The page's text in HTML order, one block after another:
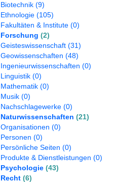
Biotechnik (9)
Ethnologie (105)
Fakultäten & Institute (0)
Forschung (2)
Geisteswissenschaft (31)
Geowissenschaften (48)
Ingenieurwissenschaften (0)
Linguistik (0)
Mathematik (0)
Musik (0)
Nachschlagewerke (0)
Naturwissenschaften (21)
Organisationen (0)
Personen (0)
Persönliche Seiten (0)
Produkte & Dienstleistungen (0)
Psychologie (43)
Recht (6)